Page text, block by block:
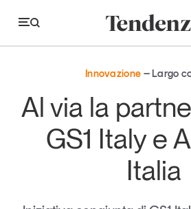
Tendenze
Economia e consumi
Innovazione Largo
Al via la
GS1 Italy e
Italia